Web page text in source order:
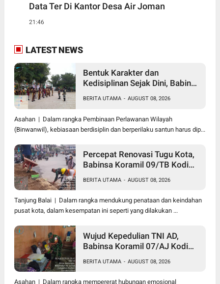
Data Ter Di Kantor Desa Air Joman
21:46
LATEST NEWS
Bentuk Karakter dan
Kedisiplinan Sejak Dini, Babinsa
0208/Asahan Beri Pelatihan
PBB dan Etika Bagi Siswa MIN
7 Pertahanan
BERITA UTAMA - AUGUST 08, 2026
Asahan | Dalam rangka Pembinaan Perlawanan Wilayah
(Binwanwil), kebiasaan berdisiplin dan berperilaku santun harus dip...
Percepat Renovasi Tugu Kota,
Babinsa Koramil 09/TB Kodim
dan DLH Tanjungbalai Gelar
Gotong Royong
BERITA UTAMA - AUGUST 08, 2026
Tanjung Balai | Dalam rangka mendukung penataan dan keindahan
pusat kota, dalam kesempatan ini seperti yang dilakukan ...
Wujud Kepedulian TNI AD,
Babinsa Koramil 07/AJ Kodim
Serahkan Bantuan Tali Kasih
Kepada Lansia Usia 97 Tahun
BERITA UTAMA - AUGUST 08, 2026
Asahan | Dalam rangka mempererat hubungan emosional